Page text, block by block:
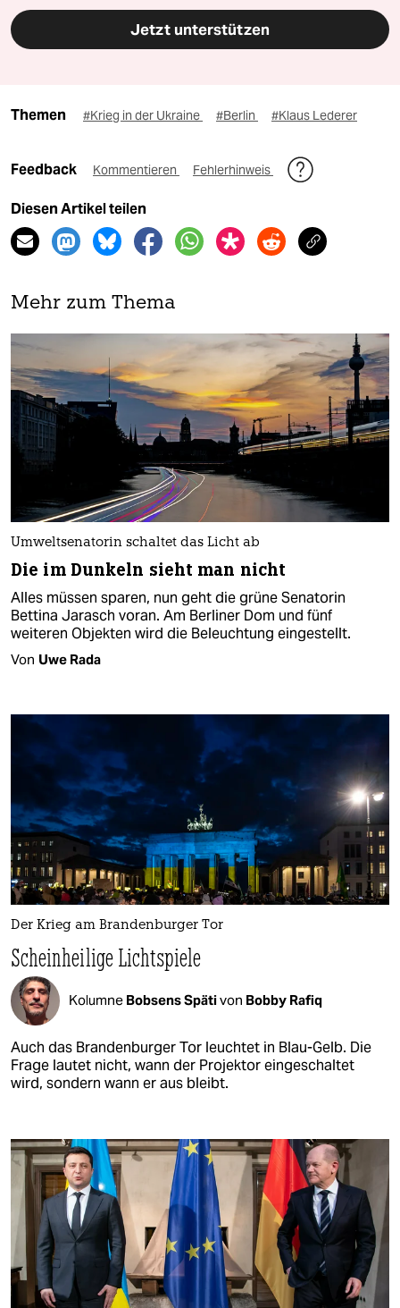
Jetzt unterstützen
Themen #Krieg in der Ukraine #Berlin #Klaus Lederer
Feedback Kommentieren Fehlerhinweis
Diesen Artikel teilen
Mehr zum Thema
Umweltsenatorin schaltet das Licht ab
Die im Dunkeln sieht man nicht
Alles müssen sparen, nun geht die grüne Senatorin
Bettina Jarasch voran. Am Berliner Dom und fünf
weiteren Objekten wird die Beleuchtung eingestellt.
Von Uwe Rada
Der Krieg am Brandenburger Tor
Scheinheilige Lichtspiele
Kolumne Bobsens Spätivon Bobby Rafiq
Auch das Brandenburger Tor leuchtet in Blau-Gelb. Die
Frage lautet nicht, wann der Projektor eingeschaltet
wird, sondern wann er aus bleibt.